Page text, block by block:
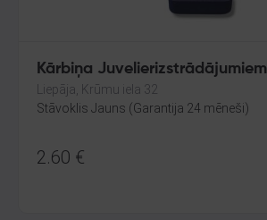
Kārbiņa Juvelierizstrādājumiem
Liepāja, Krūmu iela 32
Stāvoklis Jauns (Garantija 24 mēneši)
2.60 €